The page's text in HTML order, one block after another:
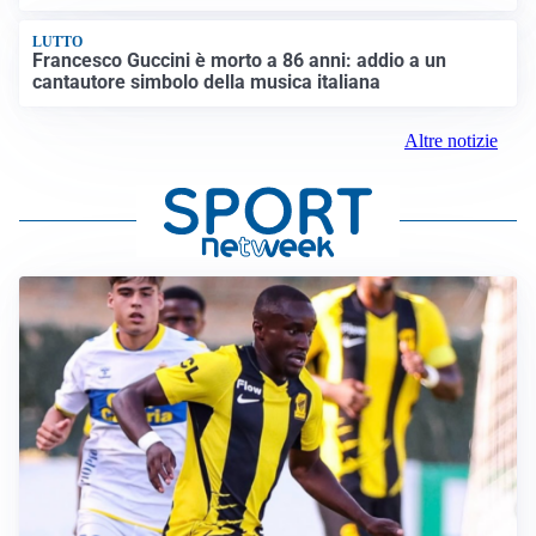
LUTTO
Francesco Guccini è morto a 86 anni: addio a un
cantautore simbolo della musica italiana
Altre notizie